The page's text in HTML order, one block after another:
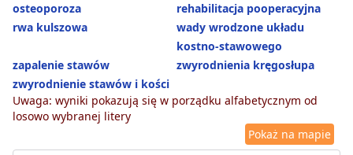
osteoporoza
rehabilitacja pooperacyjna
rwa kulszowa
wady wrodzone układu
kostno-stawowego
zapalenie stawów
zwyrodnienia kręgosłupa
zwyrodnienie stawów i kości
Uwaga: wyniki pokazują się w porządku alfabetycznym od
losowo wybranej litery
Pokaż na mapie